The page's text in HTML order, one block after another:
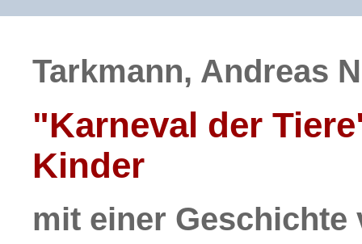
Tarkmann, Andreas
"Karneval der
Kinder
mit einer Geschichte